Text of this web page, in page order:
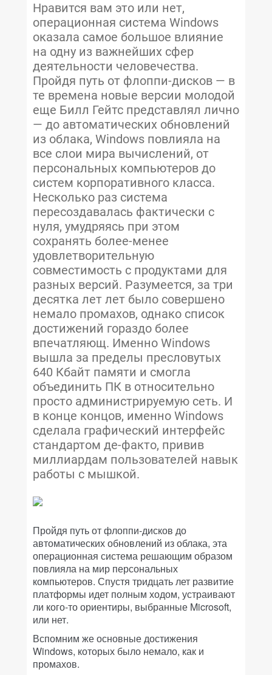
Нравится вам это или нет,
операционная система Windows
оказала самое большое влияние
на одну из важнейших сфер
деятельности человечества.
Пройдя путь от флоппи-дисков — в
те времена новые версии молодой
еще Билл Гейтс представлял лично
— до автоматических обновлений
из облака, Windows повлияла на
все слои мира вычислений, от
персональных компьютеров до
систем корпоративного класса.
Несколько раз система
пересоздавалась фактически с
нуля, умудряясь при этом
сохранять более-менее
удовлетворительную
совместимость с продуктами для
разных версий. Разумеется, за три
десятка лет лет было совершено
немало промахов, однако список
достижений гораздо более
впечатляющ. Именно Windows
вышла за пределы пресловутых
640 Кбайт памяти и смогла
объединить ПК в относительно
просто администрируемую сеть. И
в конце концов, именно Windows
сделала графический интерфейс
стандартом де-факто, привив
миллиардам пользователей навык
работы с мышкой.
Пройдя путь от флоппи-дисков до
автоматических обновлений из облака, эта
операционная система решающим образом
повлияла на мир персональных
компьютеров. Спустя тридцать лет развитие
платформы идет полным ходом, устраивают
ли кого-то ориентиры, выбранные Microsoft,
или нет.
Вспомним же основные достижения
Windows, которых было немало, как и
промахов.